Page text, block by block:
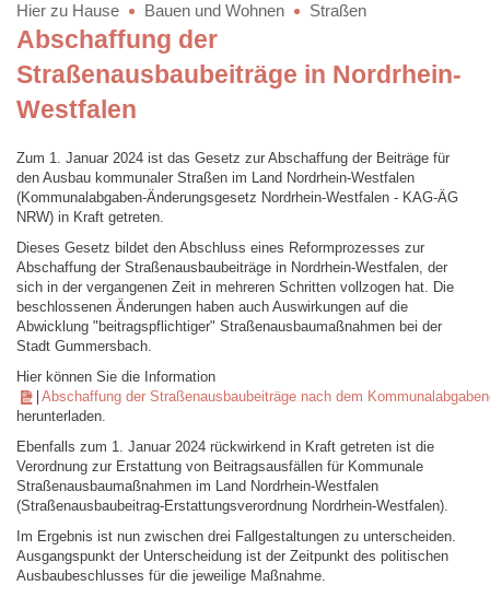
Hier zu Hause Bauen und Wohnen Straßen
Abschaffung der
Straßenausbaubeiträge in Nordrhein-
Westfalen
Zum 1. Januar 2024 ist das Gesetz zur Abschaffung der Beiträge für
den Ausbau kommunaler Straßen im Land Nordrhein-Westfalen
(Kommunalabgaben-Änderungsgesetz Nordrhein-Westfalen - KAG-ÄG
NRW) in Kraft getreten.
Dieses Gesetz bildet den Abschluss eines Reformprozesses zur
Abschaffung der Straßenausbaubeiträge in Nordrhein-Westfalen, der
sich in der vergangenen Zeit in mehreren Schritten vollzogen hat. Die
beschlossenen Änderungen haben auch Auswirkungen auf die
Abwicklung "beitragspflichtiger" Straßenausbaumaßnahmen bei der
Stadt Gummersbach.
Hier können Sie die Information
Abschaffung der Straßenausbaubeiträge nach dem
herunterladen.
Ebenfalls zum 1. Januar 2024 rückwirkend in Kraft getreten ist die
Verordnung zur Erstattung von Beitragsausfällen für Kommunale
Straßenausbaumaßnahmen im Land Nordrhein-Westfalen
(Straßenausbaubeitrag-Erstattungsverordnung Nordrhein-Westfalen).
Im Ergebnis ist nun zwischen drei Fallgestaltungen zu unterscheiden.
Ausgangspunkt der Unterscheidung ist der Zeitpunkt des politischen
Ausbaubeschlusses für die jeweilige Maßnahme.